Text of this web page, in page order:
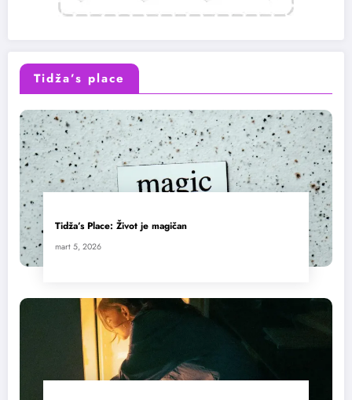
Tidža’s place
Tidža’s Place: Život je magičan
mart 5, 2026